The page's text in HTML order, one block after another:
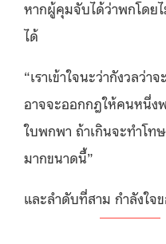
หากผู้คุมจับได้ว่าพกโดย
ได้
“เราเข้าใจนะว่ากังวลว่า
อาจจะออกกฎให้คนหนึ่ง
ใบพกพา ถ้าเกินจะทําโท
มากขนาดนี้”
และลำดับที่สาม กำลังใจ